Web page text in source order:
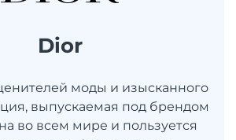
Dior
моды и изысканного
выпускаемая под брендом
во всем мире и пользуется